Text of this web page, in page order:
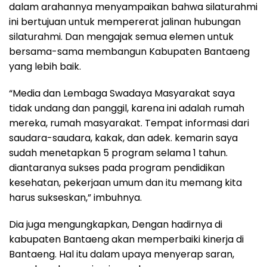
dalam arahannya menyampaikan bahwa silaturahmi
ini bertujuan untuk mempererat jalinan hubungan
silaturahmi. Dan mengajak semua elemen untuk
bersama-sama membangun Kabupaten Bantaeng
yang lebih baik.
“Media dan Lembaga Swadaya Masyarakat saya
tidak undang dan panggil, karena ini adalah rumah
mereka, rumah masyarakat. Tempat informasi dari
saudara-saudara, kakak, dan adek. kemarin saya
sudah menetapkan 5 program selama 1 tahun.
diantaranya sukses pada program pendidikan
kesehatan, pekerjaan umum dan itu memang kita
harus sukseskan,” imbuhnya.
Dia juga mengungkapkan, Dengan hadirnya di
kabupaten Bantaeng akan memperbaiki kinerja di
Bantaeng. Hal itu dalam upaya menyerap saran,